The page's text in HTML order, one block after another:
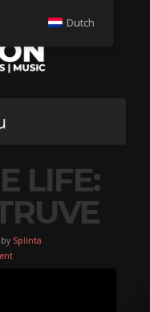
LIFE:
Splinta
Dutch